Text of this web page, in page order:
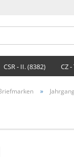
CSR - II. (8382) CZ
»